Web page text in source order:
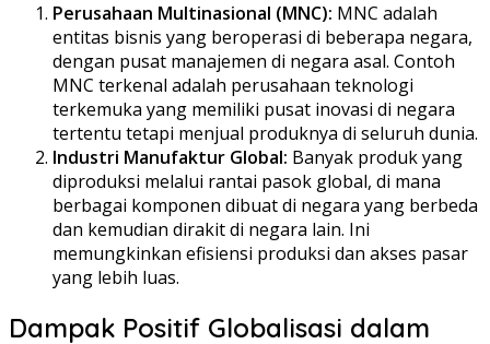
Perusahaan Multinasional (MNC): MNC adalah
entitas bisnis yang beroperasi di beberapa negara,
dengan pusat manajemen di negara asal. Contoh
MNC terkenal adalah perusahaan teknologi
terkemuka yang memiliki pusat inovasi di negara
tertentu tetapi menjual produknya di seluruh dunia.
Industri Manufaktur Global: Banyak produk yang
diproduksi melalui rantai pasok global, di mana
berbagai komponen dibuat di negara yang berbeda
dan kemudian dirakit di negara lain. Ini
memungkinkan efisiensi produksi dan akses pasar
yang lebih luas.
Dampak Positif Globalisasi dalam